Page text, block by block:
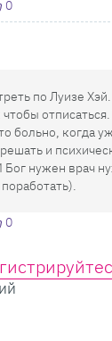
0
по Луизе
чтобы
больно, когда
и
Бог нужен врач
0